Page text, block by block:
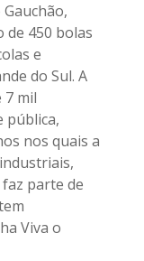
de 450 bolas
e
do Sul. A
7 mil
pública,
nos quais a
parte de
Viva o